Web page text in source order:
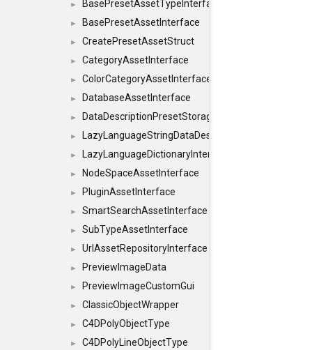
► BasePresetAssetTypeInterface
► BasePresetAssetInterface
► CreatePresetAssetStruct
► CategoryAssetInterface
► ColorCategoryAssetInterface
► DatabaseAssetInterface
► DataDescriptionPresetStorageInterface
►
► LazyLanguageDictionaryInterface
► NodeSpaceAssetInterface
► PluginAssetInterface
► SmartSearchAssetInterface
► SubTypeAssetInterface
► UrlAssetRepositoryInterface
► PreviewImageData
► PreviewImageCustomGui
► ClassicObjectWrapper
► C4DPolyObjectType
► C4DPolyLineObjectType